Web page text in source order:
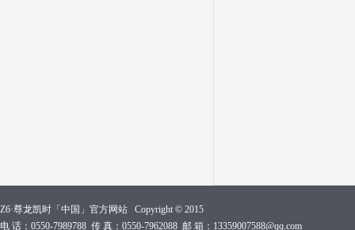
Z6·尊龙凯时「中国」官方网站 Copyright © 2015
电 话：0550-7989788 传 真：0550-7962088 邮 箱：13359007588@qq.com